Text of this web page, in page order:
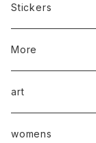
Stickers
More
art
womens